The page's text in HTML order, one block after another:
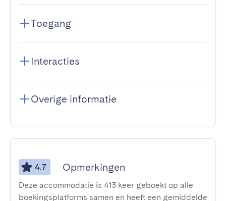
Toegang
Interacties
Overige informatie
4.7 Opmerkingen
Deze accommodatie is 413 keer geboekt op alle
boekingsplatforms samen en heeft een gemiddelde